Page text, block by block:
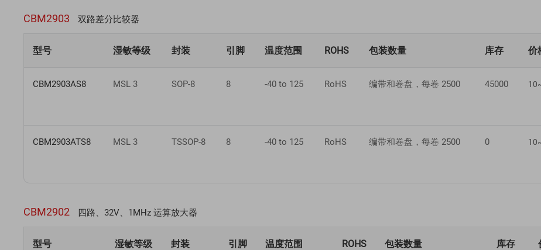
CBM2903 双路差分比较器
型号 湿敏等级 封装 引脚 温度范围 ROHS 包装数量 库存 价
CBM2903AS8 MSL 3 SOP-8 8 -40 to 125 RoHS 编带和卷盘，每卷 2500 45000
CBM2903ATS8 MSL 3 TSSOP-8 8 -40 to 125 RoHS 编带和卷盘，每卷 2500 0
CBM2902 四路、32V、1MHz 运算放大器
型号 湿敏等级 封装 引脚 温度范围 ROHS 包装数量 库存